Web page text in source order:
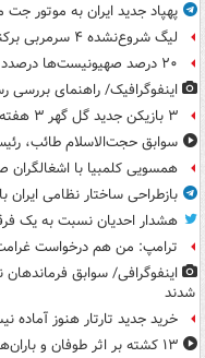
پهپاد جدید ایران به موتور
لیگ شروع‌نشده ۴ سرمربی برکنار شدند
۲۰ درصد صهیونیست‌ها درصدد ترک فلسطین اشغالی
اینفوگرافیک/ راهنمای بررسی
۳ بازیکن جدید گل گهر ۳ هفته اول لیگ را از دست دادند
سوابق حجت‌الاسلام طائب،
همسویی کلمبیا با
بازطراحی ساختار نظامی ایران
هشدار احدیان نسبت به یک
ترامپ: من هم درخواست غرامت
اینفوگرافی/ سوابق
شدند
خرید جدید تارتار هنوز آماده
۱۳ کشته بر اثر طوفان و باران‌های موسمی در فیلیپین